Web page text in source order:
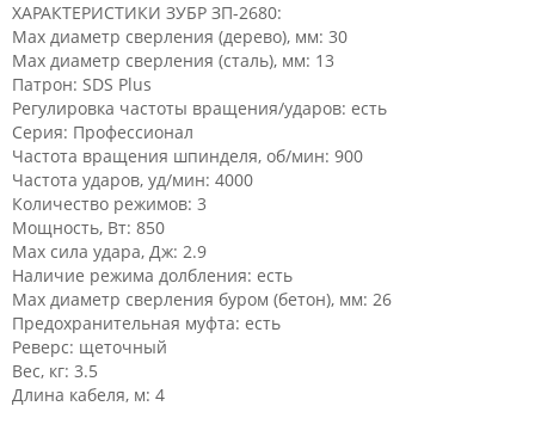
ХАРАКТЕРИСТИКИ ЗУБР ЗП-2680:
Мах диаметр сверления (дерево), мм: 30
Мах диаметр сверления (сталь), мм: 13
Патрон: SDS Plus
Регулировка частоты вращения/ударов: есть
Серия: Профессионал
Частота вращения шпинделя, об/мин: 900
Частота ударов, уд/мин: 4000
Количество режимов: 3
Мощность, Вт: 850
Max сила удара, Дж: 2.9
Наличие режима долбления: есть
Max диаметр сверления буром (бетон), мм: 26
Предохранительная муфта: есть
Реверс: щеточный
Вес, кг: 3.5
Длина кабеля, м: 4